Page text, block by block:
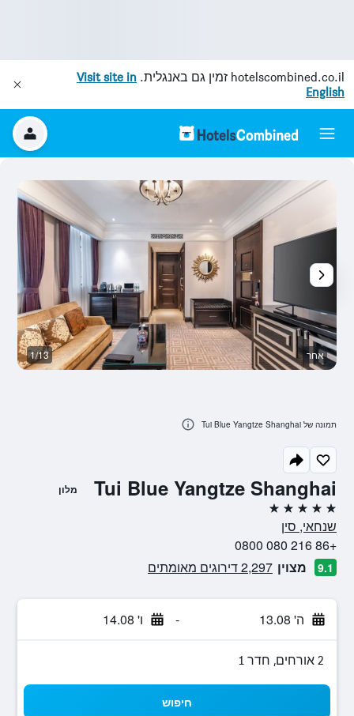
hotelscombined.co.il זמין גם באנגלית. Visit site in
English
Tui Blue Yangtze Shanghai מלון
5 כוכבים
שנחאי, סין
+86 216 080 0800
9.1 מצוין 2,297 דירוגים מאומתים
ה' 13.08 - ו' 14.08
2 אורחים, חדר 1
חיפוש
אחר 1/13
תמונה של Tui Blue Yangtze Shanghai